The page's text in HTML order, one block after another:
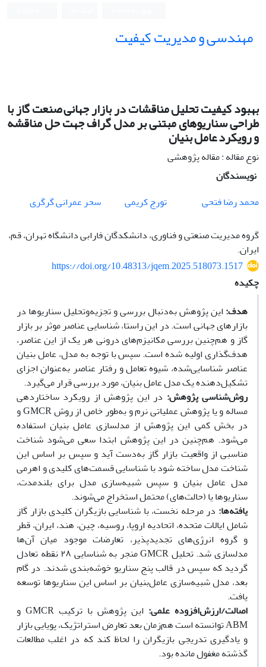
مهندسی و مدیریت کیفیت
بهبود کیفیت تحلیل مناقشات در بازار جهانی صنعت گاز با
طراحی سناریوهای مبتنی بر مدل گراف جهت حل مناقشه
و رویکرد عامل بنیان
نوع مقاله : مقاله پژوهشی
نویسندگان
محمد رضا فتحی
تورج کریمی
سحر عمرانی گرگری
گروه مدیریت صنعتی و فناوری، دانشکدگان فارابی دانشگاه تهران، قم،
ایران.
https://doi.org/10.48313/jqem.2025.518073.1517
چکیده
هدف: این پژوهش به‌دنبال بررسی و تجزیه‌وتحلیل سناریوها در
بازارهای جهانی است. در این راستا، شناسایی عناصر موثر بر بازار
گاز و هم‌چنین بررسی مکانیزم‌های درونی هر یک از این عناصر،
هدف‌گذاری اولیه شده است. سپس با توجه به مدل، عامل بنیان
عناصر شناسایی‌شده، شیوه تعامل و رفتار عناصر به‌عنوان اجزای
تشکیل‌دهنده یک مدل عامل بنیان، مورد بررسی قرار می‌گیرد.
روش‌شناسی پژوهش: در این پژوهش از رویکرد ساختاردهی
مساله و یا پژوهش عملیاتی نرم و به‌طور خاص از روش GMCR و
در بخش کمی این پژوهش از مدلسازی عامل بنیان استفاده
می‌شود. هم‌چنین در این پژوهش ابتدا سعی می‌شود شناخت
مناسبی از واقعیت بازار گاز به‌دست آید و سپس بر اساس این
شناخت مدل ساخته شود با شناسایی قسمت‌های کلیدی و اهرمی
مدل عامل بنیان و سپس شبیه‌سازی مدل برای بلندمدت،
سناریوها یا (حالت‌های) محتمل استخراج می‌شوند.
یافته‌ها: در مرحله نخست، با شناسایی بازیگران کلیدی بازار گاز
شامل ایالات متحده، اتحادیه اروپا، روسیه، چین، هند، ایران، قطر
و گروه انرژی‌های تجدیدپذیر، تعارضات موجود میان آن‌ها
مدلسازی شد. تحلیل GMCR منجر به شناسایی ۲۸ نقطه تعادل
گردید که سپس در قالب پنج سناریو خوشه‌بندی شدند. در گام
بعد، مدل شبیه‌سازی عامل‌بنیان بر اساس این سناریوها توسعه
یافت.
اصالت/ارزش‌افزوده علمی:
این پژوهش با ترکیب GMCR و
ABM توانسته است هم‌زمان بعد تعارض استراتژیک، پویایی بازار
و یادگیری تدریجی بازیگران را لحاظ کند که در اغلب مطالعات
گذشته مغفول مانده بود.